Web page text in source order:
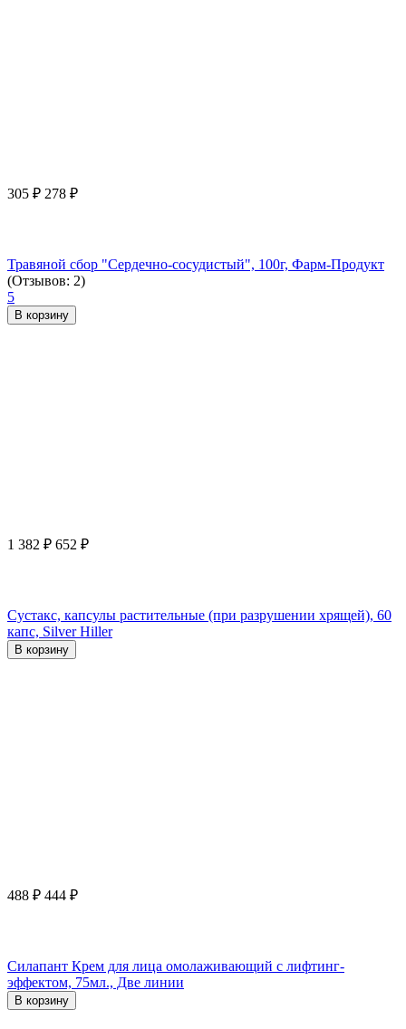
305 ₽ 278 ₽
Травяной сбор "Сердечно-сосудистый", 100г, Фарм-Продукт
(Отзывов: 2)
5
В корзину
1 382 ₽ 652 ₽
Сустакс, капсулы растительные (при разрушении хрящей), 60
капс, Silver Hiller
В корзину
488 ₽ 444 ₽
Силапант Крем для лица омолаживающий с лифтинг-
эффектом, 75мл., Две линии
В корзину